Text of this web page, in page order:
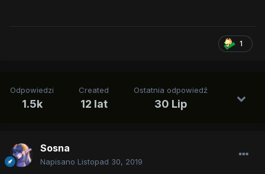
1
Odpowiedzi
1.5k
Created
12 lat
Ostatnia odpowiedź
30 Lip
Sosna
Napisano Listopad 30, 2019